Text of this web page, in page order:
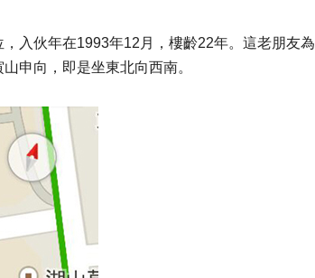
入伙年在1993年12月，樓齡22年。這老朋友為
申向，即是坐東北向西南。